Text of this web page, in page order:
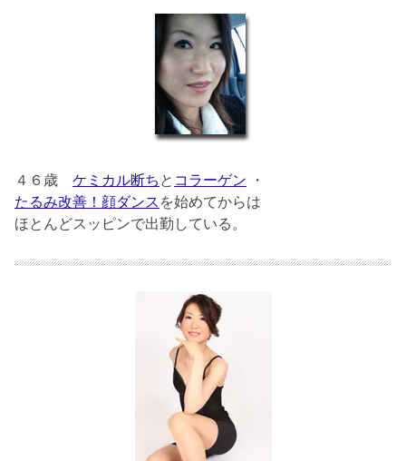
４６歳 ケミカル断ち と コラーゲン ・
たるみ改善！顔ダンス を始めてからは
ほとんどスッピンで出勤している。